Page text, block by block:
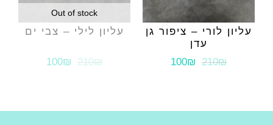
עליון לורי – ציפור גן
עדן
210₪
100₪
Out of stock
עליון לילי – צבי ים
210₪
100₪